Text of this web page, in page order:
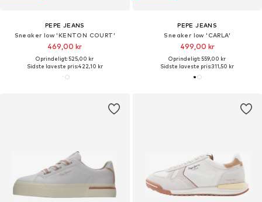
PEPE JEANS
Sneaker low 'KENTON COURT'
469,00 kr
Oprindeligt: 525,00 kr
Sidste laveste pris:422,10 kr
PEPE JEANS
Sneaker low 'CARLA'
499,00 kr
Oprindeligt: 559,00 kr
Sidste laveste pris:311,50 kr